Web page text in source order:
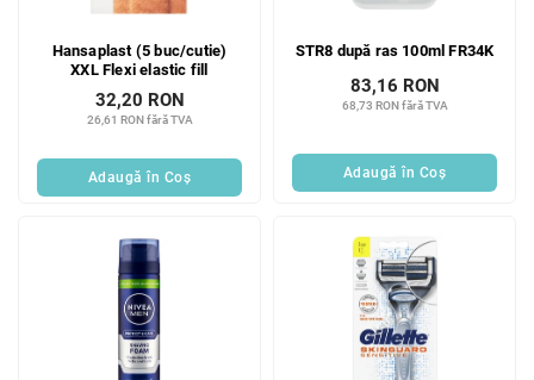
Hansaplast (5 buc/cutie)
XXL Flexi elastic fill
26,61 RON fără TVA
32,20 RON
Adaugă în Coş
STR8 după ras 100ml FR34K
68,73 RON fără TVA
83,16 RON
Adaugă în Coş